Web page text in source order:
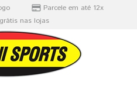
Parcele em até 12x
nas lojas